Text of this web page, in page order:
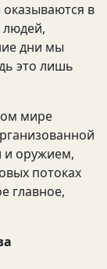
в
людей,
дни мы
это лишь
мире
и оружием,
потоках
главное,